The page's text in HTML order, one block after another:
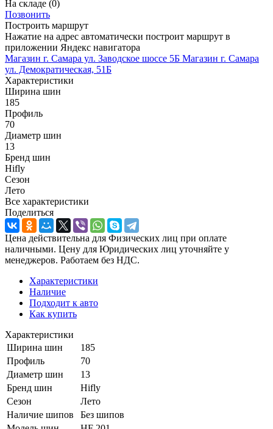
На складе (0)
Позвонить
Построить маршрут
Нажатие на адрес автоматически построит маршрут в
приложении Яндекс навигатора
Магазин г. Самара ул. Заводское шоссе 5Б Магазин г. Самара
ул. Демократическая, 51Б
Характеристики
Ширина шин
185
Профиль
70
Диаметр шин
13
Бренд шин
Hifly
Сезон
Лето
Все характеристики
Поделиться
Цена действительна для Физических лиц при оплате
наличными. Цену для Юридических лиц уточняйте у
менеджеров. Работаем без НДС.
Характеристики
Наличие
Подходит к авто
Как купить
Характеристики
Ширина шин
185
Профиль
70
Диаметр шин
13
Бренд шин
Hifly
Сезон
Лето
Наличие шипов
Без шипов